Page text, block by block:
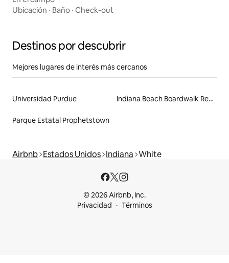
Ubicación · Baño · Check-out
Destinos por descubrir
Mejores lugares de interés más cercanos
Universidad Purdue Indiana Beach Boardwalk Resort
Parque Estatal Prophetstown
Airbnb Estados Unidos Indiana White
© 2026 Airbnb, Inc.
Privacidad
Términos